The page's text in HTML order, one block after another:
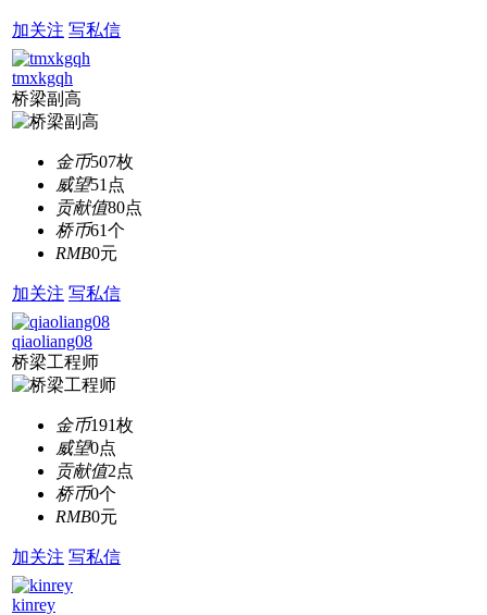
加关注 写私信
tmxkgqh
桥梁副高
金币507枚
威望51点
贡献值80点
桥币61个
RMB0元
加关注 写私信
qiaoliang08
桥梁工程师
金币191枚
威望0点
贡献值2点
桥币0个
RMB0元
加关注 写私信
kinrey